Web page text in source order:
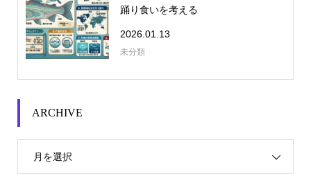
踊り食いを考える
2026.01.13
未分類
ARCHIVE
月を選択